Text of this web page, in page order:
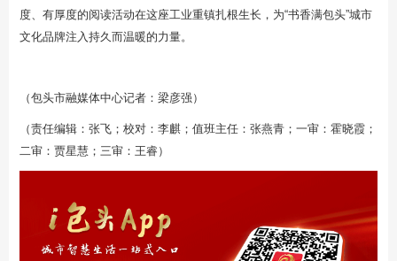
度、有厚度的阅读活动在这座工业重镇扎根生长，为“书香满包头”城市
文化品牌注入持久而温暖的力量。
（包头市融媒体中心记者：梁彦强）
（责任编辑：张飞；校对：李麒；值班主任：张燕青；一审：霍晓霞；
二审：贾星慧；三审：王睿）